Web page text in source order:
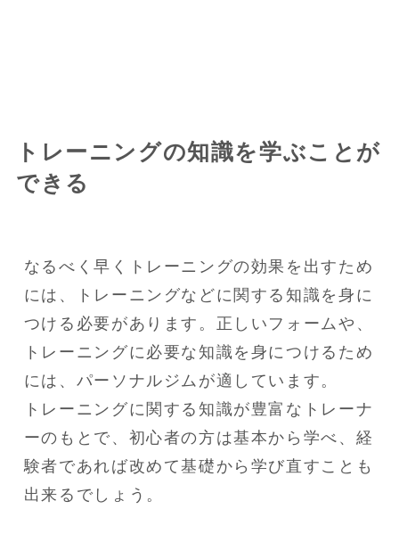
トレーニングの知識を学ぶことが
できる
なるべく早くトレーニングの効果を出すため
には、トレーニングなどに関する知識を身に
つける必要があります。正しいフォームや、
トレーニングに必要な知識を身につけるため
には、パーソナルジムが適しています。
トレーニングに関する知識が豊富なトレーナ
ーのもとで、初心者の方は基本から学べ、経
験者であれば改めて基礎から学び直すことも
出来るでしょう。